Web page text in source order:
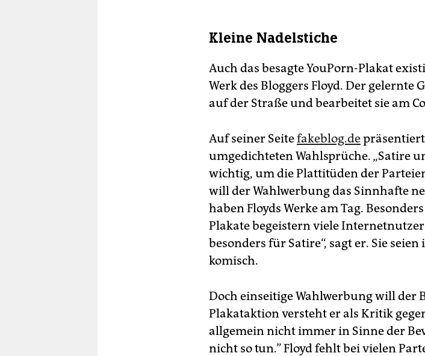
Kleine Nadelstiche
Auch das besagte YouPorn-Plakat
Werk des Bloggers Floyd. Der
auf der Straße und bearbeitet sie am
Auf seiner Seitefakeblog.de
umgedichteten Wahlsprüche. „Satire
wichtig, um die Plattitüden der
will der Wahlwerbung das Sinnhafte
haben Floyds Werke am Tag.
Plakate begeistern viele
besonders für Satire“, sagt er. Sie
komisch.
Doch einseitige Wahlwerbung will der
Plakataktion versteht er als Kritik
allgemein nicht immer in Sinne der
nicht so tun.” Floyd fehlt bei vielen